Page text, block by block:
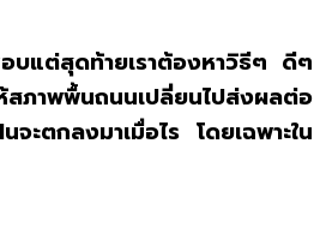
บแต่สุดท้ายเราต้องหาวิธีๆ ดีๆ
สภาพพื้นถนนเปลี่ยนไปส่งผลต่อ
ะตกลงมาเมื่อไร โดยเฉพาะใน